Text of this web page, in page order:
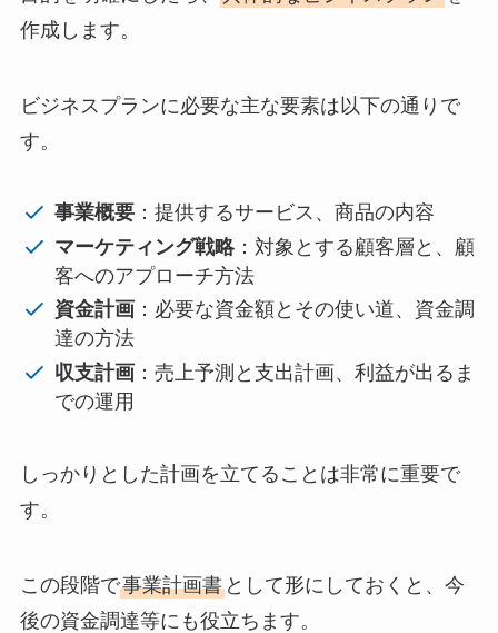
作成します。
ビジネスプランに必要な主な要素は以下の通りで
す。
事業概要 ：提供するサービス、商品の内容
マーケティング戦略 ：対象とする顧客層と、顧
客へのアプローチ方法
資金計画 ：必要な資金額とその使い道、資金調
達の方法
収支計画 ：売上予測と支出計画、利益が出るま
での運用
しっかりとした計画を立てることは非常に重要で
す。
この段階で事業計画書として形にしておくと、今
後の資金調達等にも役立ちます。